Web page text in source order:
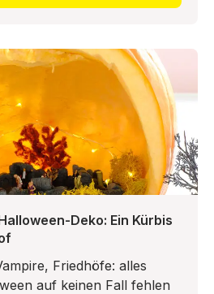
Deko: Ein Kürbis
Friedhöfe: alles
auf keinen Fall fehlen